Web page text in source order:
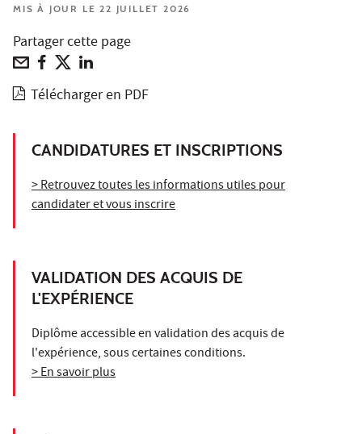
MIS À JOUR LE 22 JUILLET 2026
Partager cette page
Télécharger en PDF
CANDIDATURES ET INSCRIPTIONS
> Retrouvez toutes les informations utiles pour
candidater et vous inscrire
VALIDATION DES ACQUIS DE
L'EXPÉRIENCE
Diplôme accessible en validation des acquis de
l'expérience, sous certaines conditions.
> En savoir plus